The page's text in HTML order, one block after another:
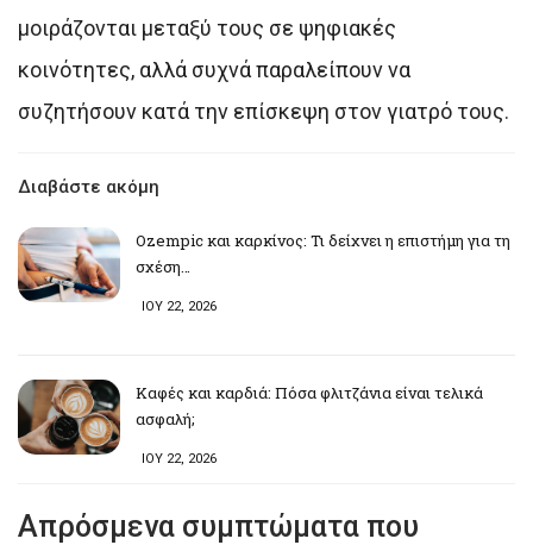
μοιράζονται μεταξύ τους σε ψηφιακές
κοινότητες, αλλά συχνά παραλείπουν να
συζητήσουν κατά την επίσκεψη στον γιατρό τους.
Διαβάστε ακόμη
Ozempic και καρκίνος: Τι δείχνει η επιστήμη για τη
σχέση…
ΙΟΥ 22, 2026
Καφές και καρδιά: Πόσα φλιτζάνια είναι τελικά
ασφαλή;
ΙΟΥ 22, 2026
Απρόσμενα συμπτώματα που